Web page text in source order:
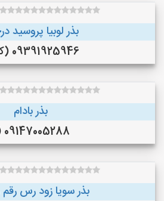
بذر لوبیا پروسید
09391925946 (کرج)
بذر بادام
09147005288 ()
بذر سویا زود رس رقم